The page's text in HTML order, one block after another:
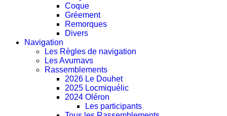
Coque
Gréement
Remorques
Divers
Navigation
Les Règles de navigation
Les Avurnavs
Rassemblements
2026 Le Douhet
2025 Locmiquélic
2024 Oléron
Les participants